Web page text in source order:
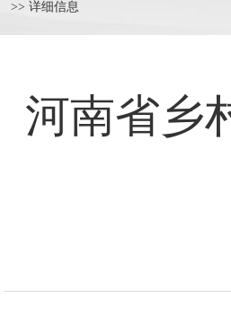
>> 详细信息
河南省乡